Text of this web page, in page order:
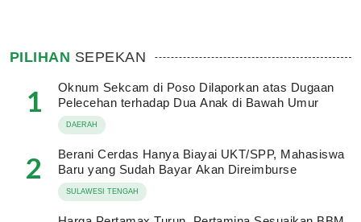
PILIHAN SEPEKAN
1
Oknum Sekcam di Poso Dilaporkan atas Dugaan
Pelecehan terhadap Dua Anak di Bawah Umur
DAERAH
2
Berani Cerdas Hanya Biayai UKT/SPP, Mahasiswa
Baru yang Sudah Bayar Akan Direimburse
SULAWESI TENGAH